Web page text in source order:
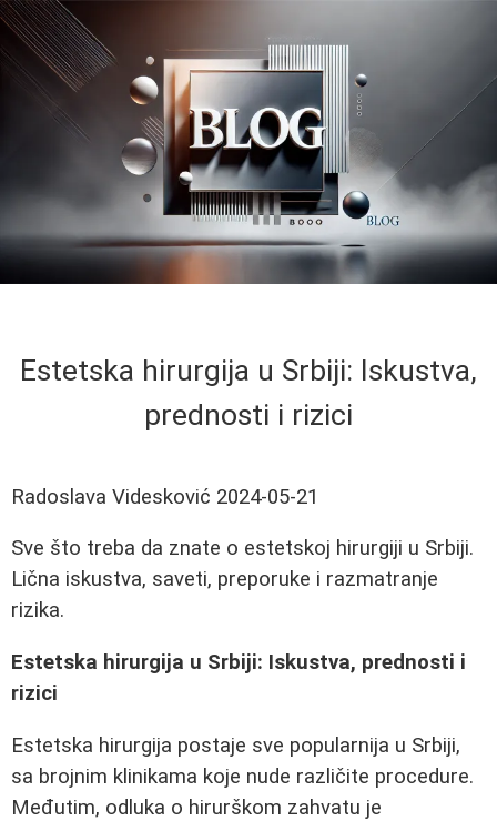
Estetska hirurgija u Srbiji: Iskustva,
prednosti i rizici
Radoslava Videsković 2024-05-21
Sve što treba da znate o estetskoj hirurgiji u Srbiji.
Lična iskustva, saveti, preporuke i razmatranje
rizika.
Estetska hirurgija u Srbiji: Iskustva, prednosti i
rizici
Estetska hirurgija postaje sve popularnija u Srbiji,
sa brojnim klinikama koje nude različite procedure.
Međutim, odluka o hirurškom zahvatu je